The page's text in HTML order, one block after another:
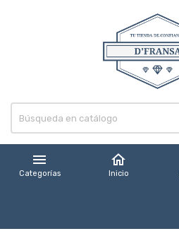

Categorías
home
Inicio